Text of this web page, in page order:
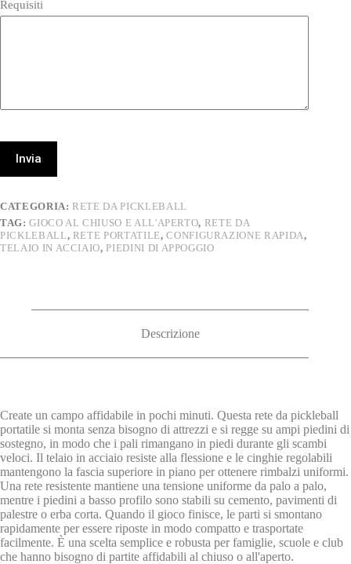
Requisiti
Invia
CATEGORIA: RETE DA PICKLEBALL
TAG:GIOCO AL CHIUSO E ALL'APERTO, RETE DA
PICKLEBALL, RETE PORTATILE,CONFIGURAZIONE RAPIDA,
TELAIO IN ACCIAIO, PIEDINI DI APPOGGIO
Descrizione
Create un campo affidabile in pochi minuti. Questa rete da pickleball
portatile si monta senza bisogno di attrezzi e si regge su ampi piedini di
sostegno, in modo che i pali rimangano in piedi durante gli scambi
veloci. Il telaio in acciaio resiste alla flessione e le cinghie regolabili
mantengono la fascia superiore in piano per ottenere rimbalzi uniformi.
Una rete resistente mantiene una tensione uniforme da palo a palo,
mentre i piedini a basso profilo sono stabili su cemento, pavimenti di
palestre o erba corta. Quando il gioco finisce, le parti si smontano
rapidamente per essere riposte in modo compatto e trasportate
facilmente. È una scelta semplice e robusta per famiglie, scuole e club
che hanno bisogno di partite affidabili al chiuso o all'aperto.